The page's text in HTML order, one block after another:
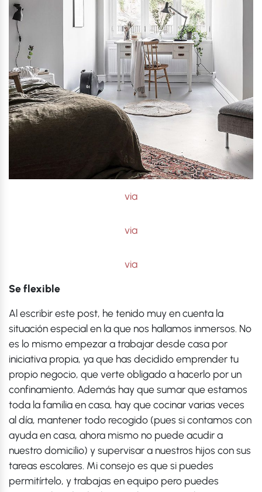
via
via
via
Se flexible
Al escribir este post, he tenido muy en cuenta la
situación especial en la que nos hallamos inmersos. No
es lo mismo empezar a trabajar desde casa por
iniciativa propia, ya que has decidido emprender tu
propio negocio, que verte obligado a hacerlo por un
confinamiento. Además hay que sumar que estamos
toda la familia en casa, hay que cocinar varias veces
al día, mantener todo recogido (pues si contamos con
ayuda en casa, ahora mismo no puede acudir a
nuestro domicilio) y supervisar a nuestros hijos con sus
tareas escolares. Mi consejo es que si puedes
permitírtelo, y trabajas en equipo pero puedes